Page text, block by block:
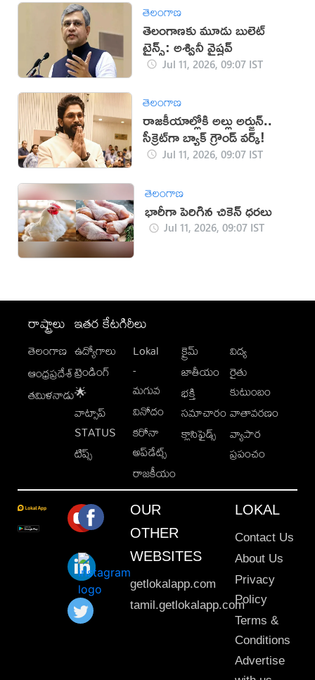
తెలంగాణ
తెలంగాణకు మూడు బులెట్
ట్రైన్స్: అశ్వినీ వైష్ణవ్
Jul 11, 2026, 09:07 IST
తెలంగాణ
రాజకీయాల్లోకి అల్లు అర్జున్..
సీక్రెట్‌గా బ్యాక్‌ గ్రౌండ్‌ వర్క్!
Jul 11, 2026, 09:07 IST
తెలంగాణ
భారీగా పెరిగిన చికెన్ ధరలు
Jul 11, 2026, 09:07 IST
రాష్ట్రాలు
తెలంగాణ
ఆంధ్రప్రదేశ్
తమిళనాడు
ఇతర కేటగిరీలు
ఉద్యోగాలు
ట్రెండింగ్
🌟
వాట్సాప్
STATUS
టిప్స్
Lokal
-
మగువ
వినోదం
కరోనా
అప్‌డేట్స్
రాజకీయం
క్రైమ్
జాతీయం
భక్తి
సమాచారం
క్లాసిఫైడ్స్
విద్య
రైతు
కుటుంబం
వాతావరణం
వ్యాపార
ప్రపంచం
OUR
OTHER
WEBSITES
getlokalapp.com
tamil.getlokalapp.com
LOKAL
Contact Us
About Us
Privacy
Policy
Terms &
Conditions
Advertise